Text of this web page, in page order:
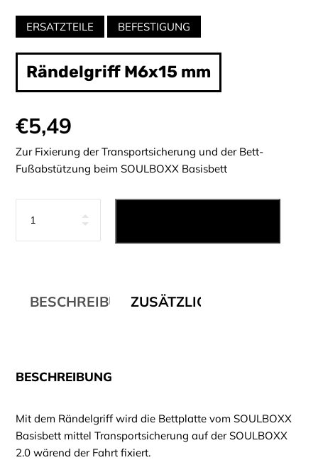
Categories:
ERSATZTEILE BEFESTIGUNG
Rändelgriff M6x15 mm
€5,49
Zur Fixierung der Transportsicherung und der Bett-
Fußabstützung beim SOULBOXX Basisbett
BESCHREIBUNGZUSÄTZLICHE
BESCHREIBUNG
Mit dem Rändelgriff wird die Bettplatte vom SOULBOXX
Basisbett mittel Transportsicherung auf der SOULBOXX
2.0 wärend der Fahrt fixiert.